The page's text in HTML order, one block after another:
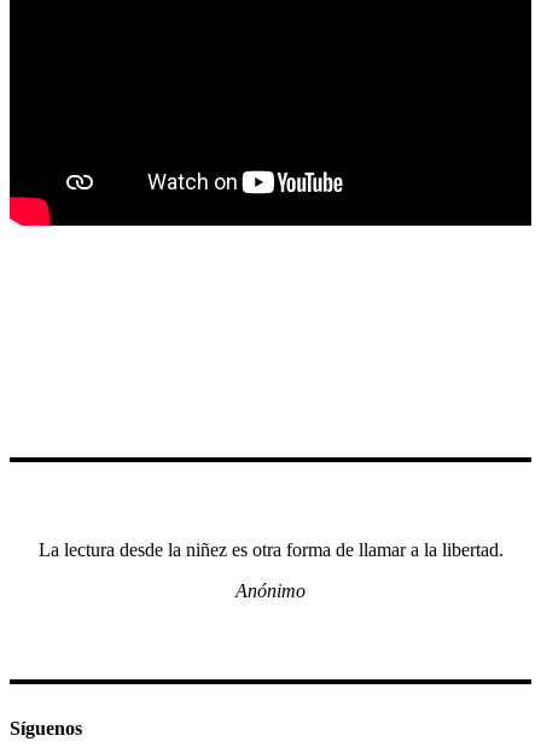
La lectura desde la niñez es otra forma de llamar a la libertad.
Anónimo
Síguenos